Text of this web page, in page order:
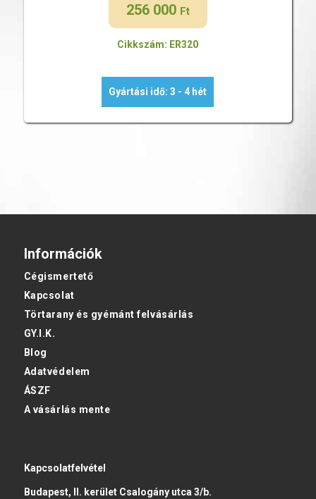
256 000 Ft
Cikkszám: ER320
Gyártási idő: 3 - 4 hét
Információk
Cégismertető
Kapcsolat
Törtarany és gyémánt felvásárlás
GY.I.K.
Blog
Adatvédelem
ÁSZF
A vásárlás mente
Kapcsolatfelvétel
Budapest, II. kerület Csalogány utca 3/b.